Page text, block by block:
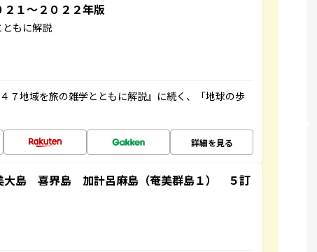
１～２０２２年版
もに解説
７地域を旅の雑学とともに解説』に続く、「地球の歩
詳細を見る
島 喜界島 加計呂麻島（奄美群島１） ５訂